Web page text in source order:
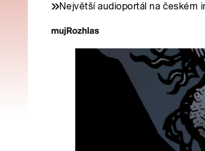
Největší audioportál na českém